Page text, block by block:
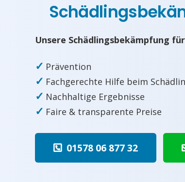
Unsere Schädlingsbekämpfung
✓ Prävention
✓ Fachgerechte Hilfe beim
✓ Nachhaltige Ergebnisse
✓ Faire & transparente Preise
01578 06 877 32